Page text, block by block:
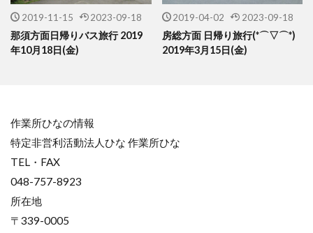
2019-11-15 2023-09-18
那須方面日帰りバス旅行 2019
年10月18日(金)
2019-04-02 2023-09-18
房総方面 日帰り旅行(*⌒▽⌒*)
2019年3月15日(金)
作業所ひなの情報
特定非営利活動法人ひな 作業所ひな
TEL・FAX
048-757-8923
所在地
〒339-0005